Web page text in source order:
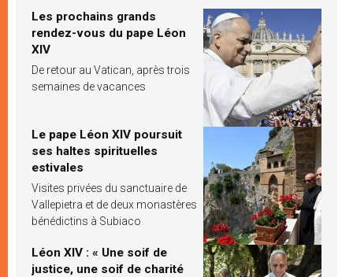
Les prochains grands
rendez-vous du pape Léon
XIV
De retour au Vatican, après trois
semaines de vacances
Le pape Léon XIV poursuit
ses haltes spirituelles
estivales
Visites privées du sanctuaire de
Vallepietra et de deux monastères
bénédictins à Subiaco
Léon XIV : « Une soif de
justice, une soif de charité